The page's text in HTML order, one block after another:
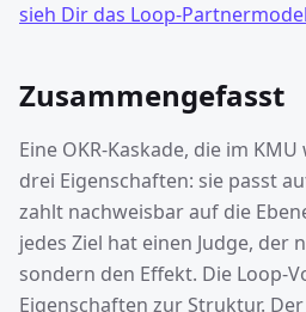
sieh Dir das Loop-
Zusammengefasst
Eine OKR-Kaskade, die im
drei Eigenschaften: sie passt
zahlt nachweisbar auf die
jedes Ziel hat einen Judge, der
sondern den Effekt. Die Loop-
Eigenschaften zur Struktur.